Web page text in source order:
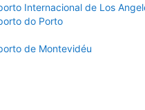
Internacional de Los
do Porto
de Montevidéu